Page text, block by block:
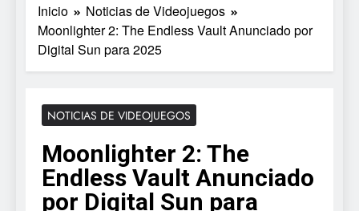
Inicio
Noticias de Videojuegos
Moonlighter 2: The Endless Vault Anunciado por
Digital Sun para 2025
NOTICIAS DE VIDEOJUEGOS
Moonlighter 2: The
Endless Vault Anunciado
por Digital Sun para